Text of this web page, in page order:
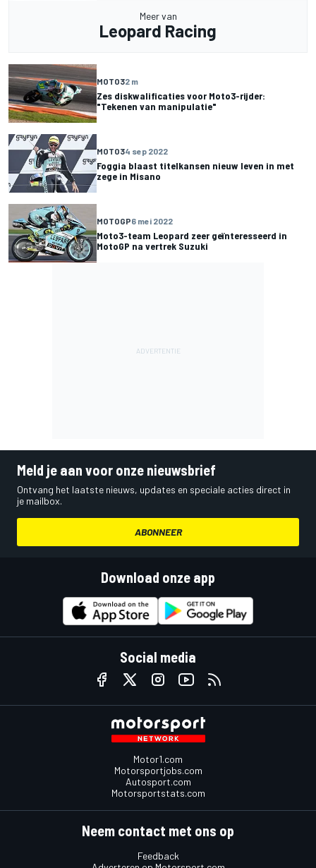
Meer van
Leopard Racing
MOTO32 m
Zes diskwalificaties voor Moto3-rijder:
"Tekenen van manipulatie"
MOTO34 sep 2022
Foggia blaast titelkansen nieuw leven in met
zege in Misano
MOTOGP6 mei 2022
Moto3-team Leopard zeer geïnteresseerd in
MotoGP na vertrek Suzuki
Meld je aan voor onze nieuwsbrief
Ontvang het laatste nieuws, updates en speciale acties direct in
je mailbox.
ABONNEER
Download onze app
Social media
Motor1.com
Motorsportjobs.com
Autosport.com
Motorsportstats.com
Neem contact met ons op
Feedback